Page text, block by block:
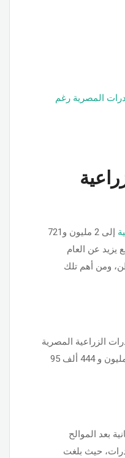
المصرية رغم
إلى 2 مليون و721
يزيد عن العام
150 ألف طن، ومن أهم تلك
الزراعية المصرية
ولقد وصل حجمها لحوالي مليون و 444 ألف 95
بعد الموالح
حيث بلغت